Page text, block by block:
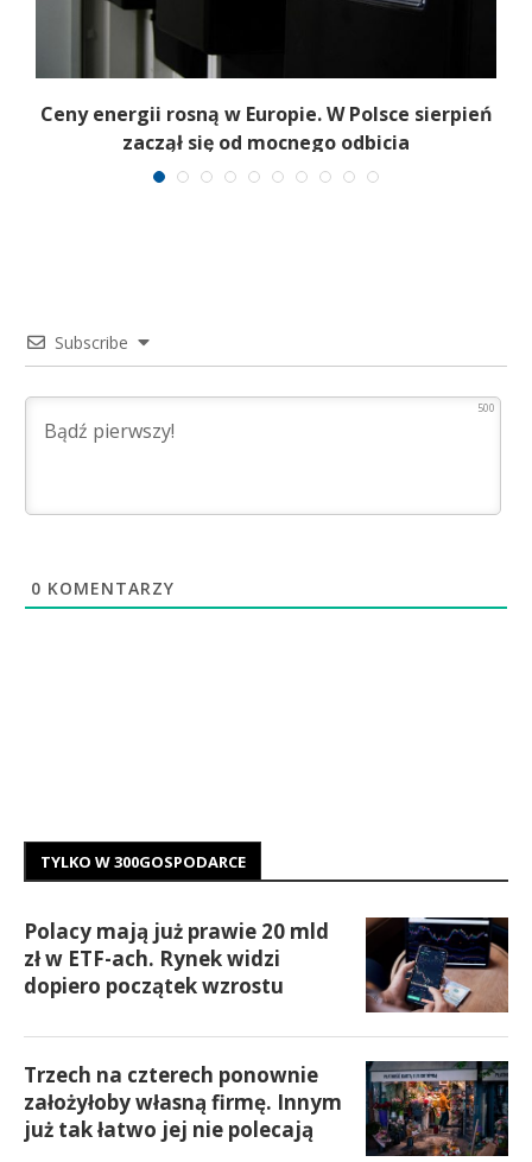
Ceny energii rosną w Europie. W Polsce sierpień
zaczął się od mocnego odbicia
Subscribe
500
0 KOMENTARZY
TYLKO W 300GOSPODARCE
Polacy mają już prawie 20 mld
zł w ETF-ach. Rynek widzi
dopiero początek wzrostu
Trzech na czterech ponownie
założyłoby własną firmę. Innym
już tak łatwo jej nie polecają